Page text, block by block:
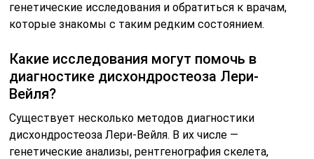
генетические исследования и обратиться к врачам,
которые знакомы с таким редким состоянием.
Какие исследования могут помочь в
диагностике дисхондростеоза Лери-
Вейля?
Существует несколько методов диагностики
дисхондростеоза Лери-Вейля. В их числе —
генетические анализы, рентгенография скелета,